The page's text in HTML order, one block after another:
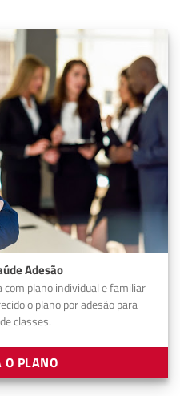
Adesão
com plano individual e familiar
o plano por adesão para
classes.
O PLANO